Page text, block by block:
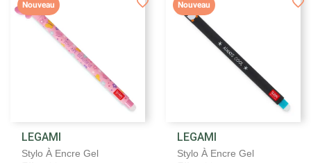
LEGAMI
Stylo À Encre Gel
Nouveau
LEGAMI
Stylo À Encre Gel
Nouveau